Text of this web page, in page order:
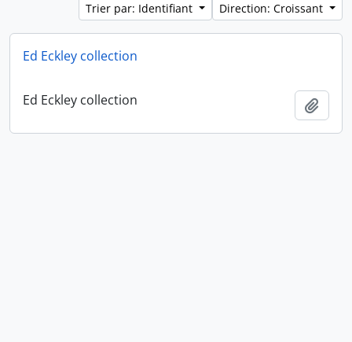
Trier par: Identifiant
Direction: Croissant
Ed Eckley collection
Ed Eckley collection